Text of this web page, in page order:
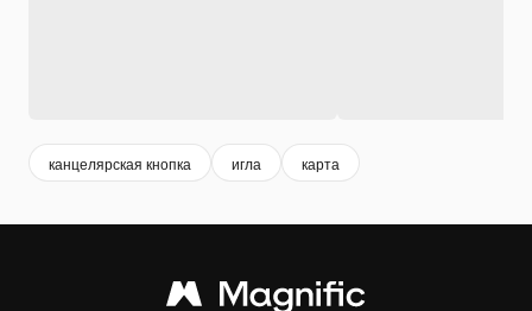
канцелярская кнопка игла карта